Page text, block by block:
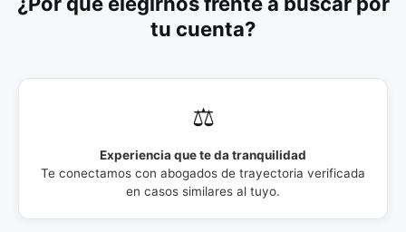
tu cuenta?
⚖️
Experiencia que te da tranquilidad
Te conectamos con abogados de trayectoria verificada
en casos similares al tuyo.